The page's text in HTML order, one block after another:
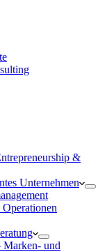
&
Unternehmen
und